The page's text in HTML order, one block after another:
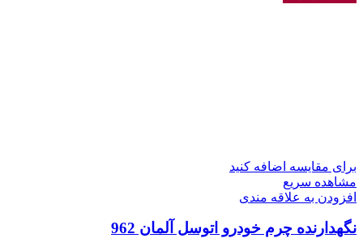
برای مقایسه اضافه کنید
مشاهده سریع
افزودن به علاقه مندی
نگهدارنده چرم خودرو اتوسل آلمان 962